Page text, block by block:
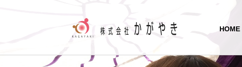
HOME